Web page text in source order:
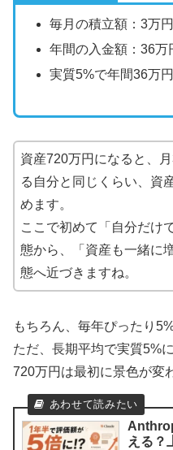
毎月の積立額：3万円
年間の入金額：36万
実質5%で年間36万
資産720万円になると、
る自分と同じくらい、資
めます。
ここで初めて「自分だけ
態から、「資産も一緒に
態へ近づきますね。
もちろん、毎年ぴったり
ただ、長期平均で実質5%
720万円は最初に景色が変
える？